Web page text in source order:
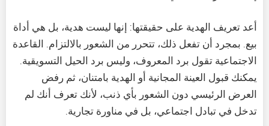
أعد تعريف الهدية على حقيقتها: إنها ليست هدية، بل هي أداة
بيع. بمجرد أن تفعل ذلك، تتحرر من الشعور بالالتزام. القاعدة
الاجتماعية تقول برد المعروف، وليس برد الحيل التسويقية.
يمكنك قبول العينة المجانية أو الهدية بامتنان، ثم رفض
العرض الرئيسي دون الشعور بأي ذنب، لأنك تعرف أنك لم
تدخل في تبادل اجتماعي، بل في مناورة تجارية.